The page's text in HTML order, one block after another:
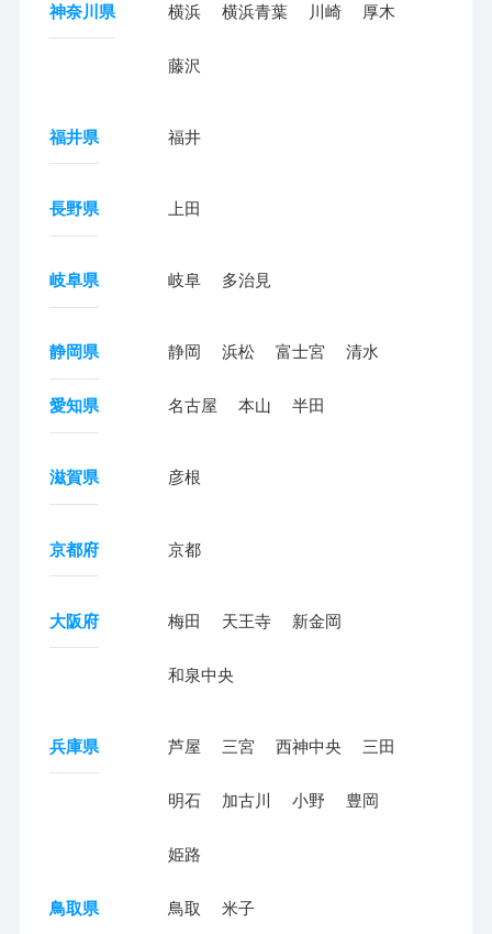
神奈川県 横浜 横浜青葉 川崎 厚木
藤沢
福井県 福井
長野県 上田
岐阜県 岐阜 多治見
静岡県 静岡 浜松 富士宮 清水
愛知県 名古屋 本山 半田
滋賀県 彦根
京都府 京都
大阪府 梅田 天王寺 新金岡
和泉中央
兵庫県 芦屋 三宮 西神中央 三田
明石 加古川 小野 豊岡
姫路
鳥取県 鳥取 米子